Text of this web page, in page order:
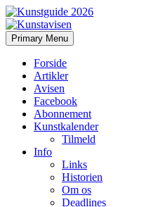
Kunstavisen
Search
Primary Menu Skip
to
Forside
Artikler
Avisen
Facebook
Abonnement
Kunstkalender
Tilmeld
Info
Links
Historien
Om os
Deadlines